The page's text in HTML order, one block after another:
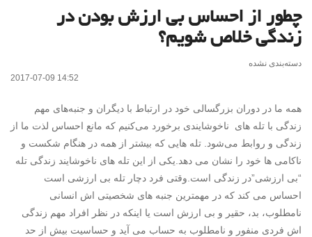
چطور از احساس بی ارزش بودن در
زندگی خلاص شویم؟
دسته‌بندی نشده
2017-07-09 14:52
همه ما در دوران بزرگسالی خود در ارتباط با دیگران و جنبه‌های مهم
زندگی با تله های ناخوشایندی برخورد می‌کنیم که مانع احساس لذت ما از
زندگی و روابط می‌شود. تله هایی که بیشتر از همه در هنگام شکست و
ناکامی ها خود را نشان می دهد.یکی از این تله های ناخوشایند زندگی تله
“بی ارزشی”در زندگی است.وقتی فرد دچار تله بی ارزشی است
احساس می کند که در مهمترین جنبه های شخصیتی اش انسانی
نامطلوب، بد، حقیر و بی ارزش است یا اینکه در نظر افراد مهم زندگی
اش فردی منفور و نامطلوب به حساب می آید و حساسیت بیش از حد